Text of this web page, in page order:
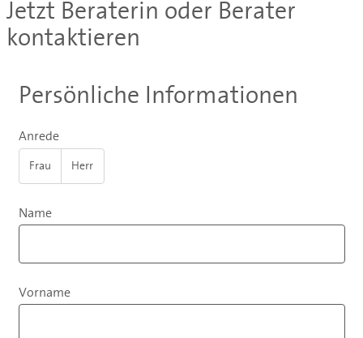
Jetzt Beraterin oder Berater
kontaktieren
Persönliche Informationen
Anrede
Frau Herr
Name
Vorname